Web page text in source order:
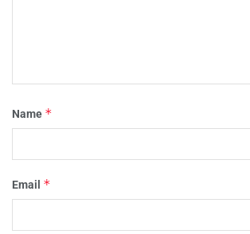
Name *
Email *